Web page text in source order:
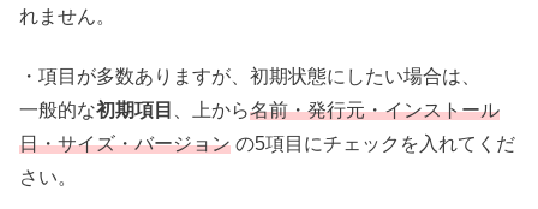
れません。
・項目が多数ありますが、初期状態にしたい場合は、
一般的な初期項目 、上から名前・発行元・インストール
日・サイズ・バージョン の5項目にチェックを入れてくだ
さい。